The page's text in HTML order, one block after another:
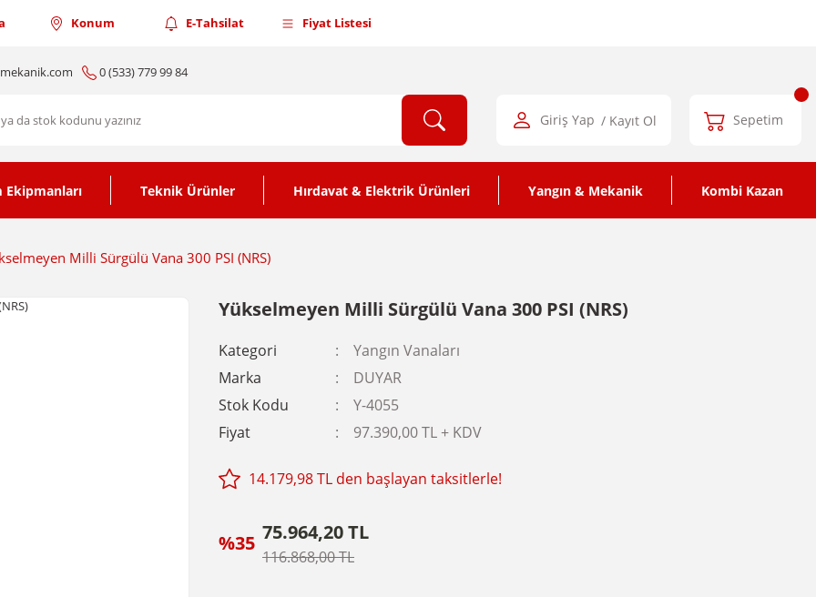
Konum E-Tahsilat Fiyat Listesi
0 (533) 779 99 84
Giriş Yap / Kayıt Ol Sepetim
Ekipmanları Teknik Ürünler Hırdavat & Elektrik Ürünleri Yangın & Mekanik Kombi Kazan
Milli Sürgülü Vana 300 PSI (NRS)
Yükselmeyen Milli Sürgülü Vana 300 PSI (NRS)
Kategori
Yangın Vanaları
Marka
DUYAR
Stok Kodu
Y-4055
Fiyat
97.390,00 TL + KDV
14.179,98 TL den başlayan taksitlerle!
%35 75.964,20 TL
116.868,00 TL